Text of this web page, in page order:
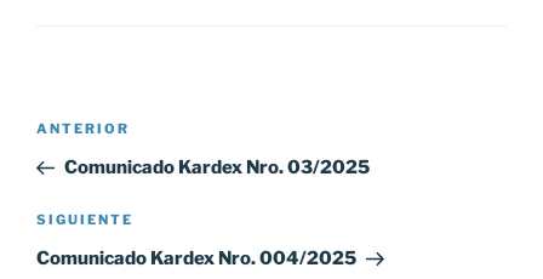
Navegación
entradas
Entrada
anterior:
ANTERIOR
Comunicado Kardex Nro. 03/2025
Siguiente
entrada
SIGUIENTE
Comunicado Kardex Nro. 004/2025